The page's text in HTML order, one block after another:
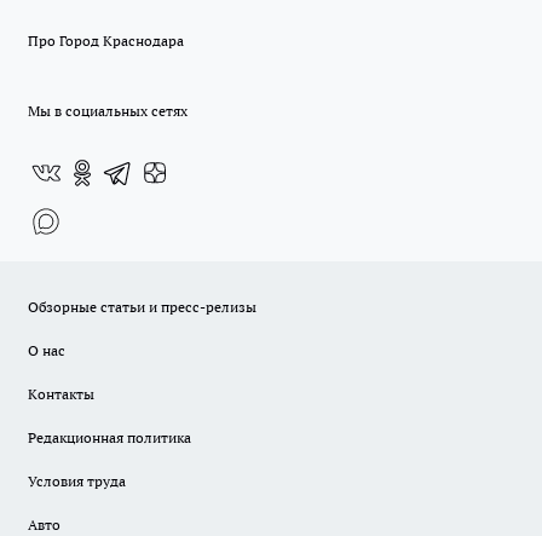
Про Город Краснодара
Мы в социальных сетях
Обзорные статьи и пресс-релизы
О нас
Контакты
Редакционная политика
Условия труда
Авто